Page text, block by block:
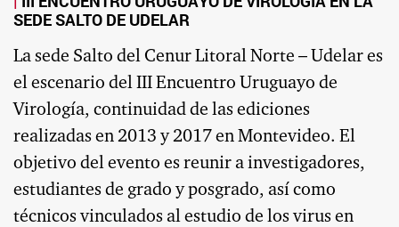
SEDE SALTO DE UDELAR
La sede Salto del Cenur Litoral Norte – Udelar es
el escenario del III Encuentro Uruguayo de
Virología, continuidad de las ediciones
realizadas en 2013 y 2017 en Montevideo. El
objetivo del evento es reunir a investigadores,
estudiantes de grado y posgrado, así como
técnicos vinculados al estudio de los virus en